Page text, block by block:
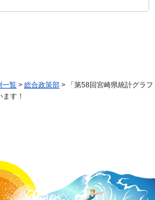
一覧 > 総合政策部 > 「第58回宮崎県統計グラフ
す！